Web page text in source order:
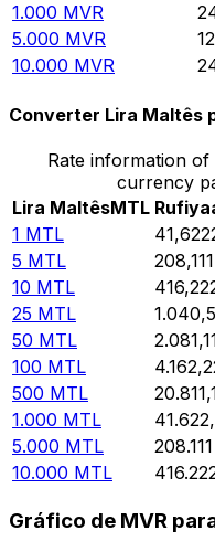
1.000 MVR
5.000 MVR
10.000 MVR
Converter Lira Maltês
Rate information of
currency
Lira MaltêsMTL
1 MTL
5 MTL 208,111
10 MTL
25 MTL
50 MTL
100 MTL
500 MTL
1.000 MTL
5.000 MTL 208.111
10.000 MTL
Gráfico de MVR